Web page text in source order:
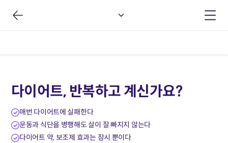
다이어트, 반복하고 계신가요?
매번 다이어트에 실패한다
운동과 식단을 병행해도 살이 잘 빠지지 않는다
다이어트 약, 보조제 효과는 잠시 뿐이다